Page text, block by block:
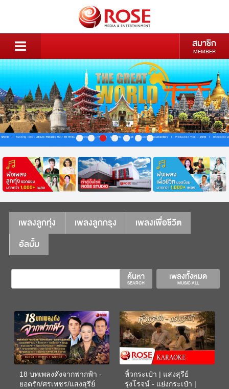
สมาชิก
MEMBER
เพลงลูกทุ่ง เพลงลูกกรุง
เพลงเพื่อชีวิต
อัลบั้ม
เพลงทั้งหมด
MUSIC ALL
ค้นหา
SEARCH
18 บทเพลงดังจากฟากฟ้า -
ยอดรัก/ศรเพชร/แสงสุรีย์
หิ้วกระเป๋า | แสงสุรีย์
รุ่งโรจน์ - แย่งกระเป๋า |